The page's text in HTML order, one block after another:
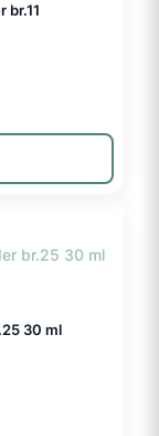
br.11
30 ml